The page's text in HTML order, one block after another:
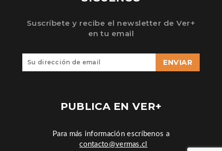
Suscríbete y recibe el newsletter de Ver+
en tu email
ENVIAR
PUBLICA EN VER+
Para más información escríbenos a
contacto@vermas.cl